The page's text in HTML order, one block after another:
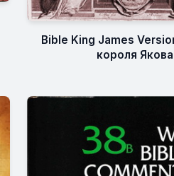
Bible King James
короля Якова